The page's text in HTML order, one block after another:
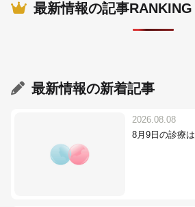
最新情報の記事RANKING
最新情報の新着記事
2026.08.08
8月9日の診療は